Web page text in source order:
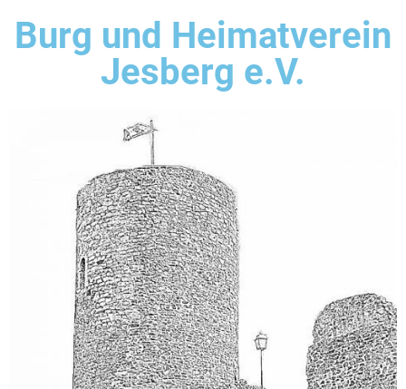
Burg und Heimatverein
Jesberg e.V.